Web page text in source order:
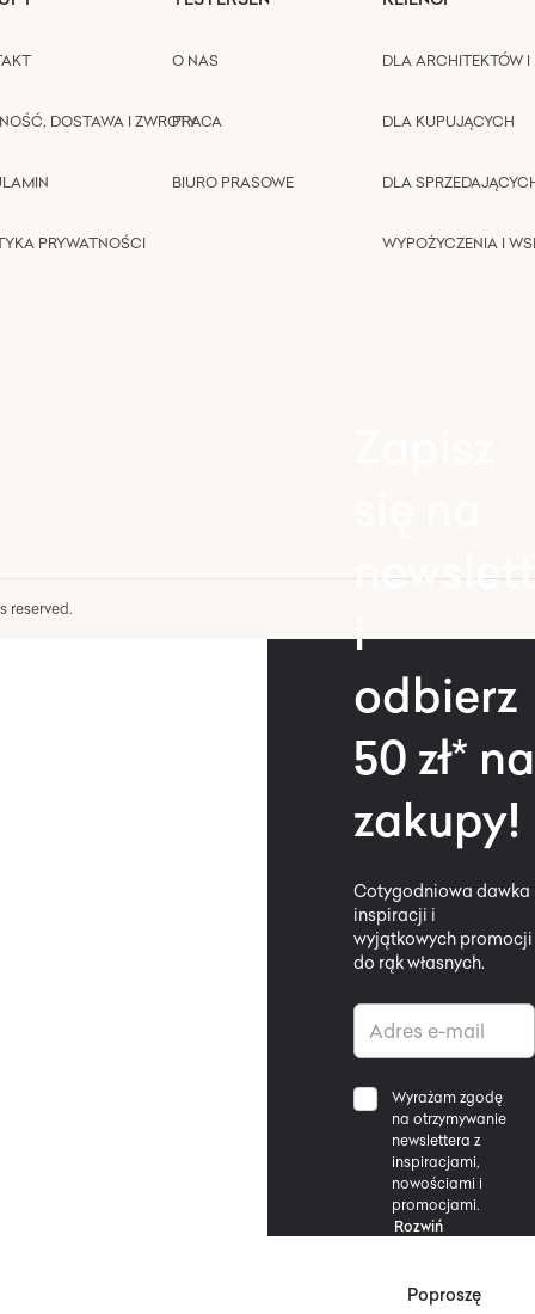
DOSTAWA I ZWROTY
PRYWATNOŚCI
O NAS
PRACA
BIURO PRASOWE
DLA ARCHITEKTÓW I
DLA KUPUJĄCYCH
DLA
WYPOŻYCZENIA I
reserved.
i
odbierz
50 zł* na
zakupy!
Cotygodniowa dawka
inspiracji i
wyjątkowych promocji
do rąk własnych.
Wyrażam zgodę
na otrzymywanie
newslettera z
inspiracjami,
nowościami i
promocjami.
Rozwiń
Poproszę